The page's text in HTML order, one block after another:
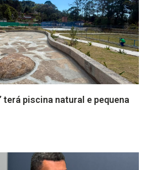
terá piscina natural e pequena